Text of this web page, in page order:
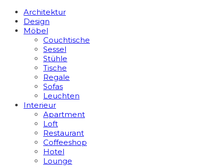
Architektur
Design
Möbel
Couchtische
Sessel
Stühle
Tische
Regale
Sofas
Leuchten
Interieur
Apart­ment
Loft
Restaurant
Coffeeshop
Hotel
Lounge